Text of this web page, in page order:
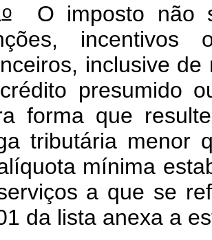
oO imposto não
incentivos
inclusive
presumido
forma que
tributária menor
mínima
a que se
da lista anexa a